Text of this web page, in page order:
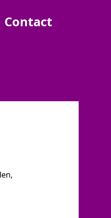
Contact